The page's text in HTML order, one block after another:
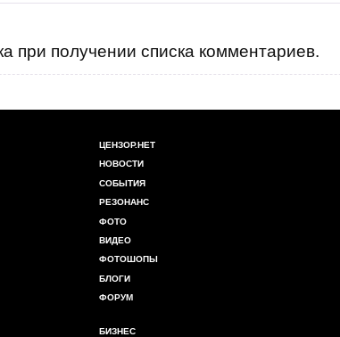
при получении списка комментариев.
ЦЕНЗОР.НЕТ
НОВОСТИ
СОБЫТИЯ
РЕЗОНАНС
ФОТО
ВИДЕО
ФОТОШОПЫ
БЛОГИ
ФОРУМ
БИЗНЕС